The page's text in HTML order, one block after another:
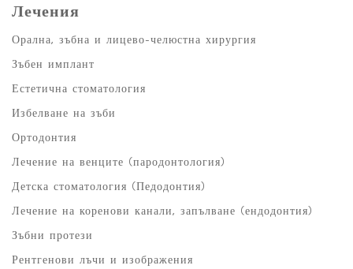
Лечения
Орална, зъбна и лицево-челюстна хирургия
Зъбен имплант
Естетична стоматология
Избелване на зъби
Ортодонтия
Лечение на венците (пародонтология)
Детска стоматология (Педодонтия)
Лечение на коренови канали, запълване (ендодонтия)
Зъбни протези
Рентгенови лъчи и изображения